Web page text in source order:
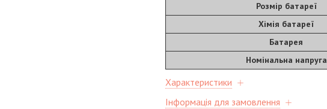
Розмір батареї
Хімія батареї
Батарея
Номінальна напруга
Характеристики
Інформація для замовлення